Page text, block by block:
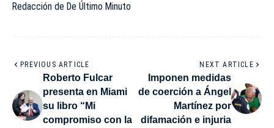
Redacción de De Último Minuto
PREVIOUS ARTICLE
Roberto Fulcar
presenta en Miami
su libro “Mi
compromiso con la
NEXT ARTICLE
Imponen medidas
de coerción a Ángel
Martínez por
difamación e injuria